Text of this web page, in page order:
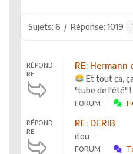
Sujets: 6 / Réponse: 1019
RÉPOND
RE
RE: Hermann
Et tout ça,
"tube de l'été" !
FORUM
RÉPOND
RE
RE: DERIB
itou
FORUM